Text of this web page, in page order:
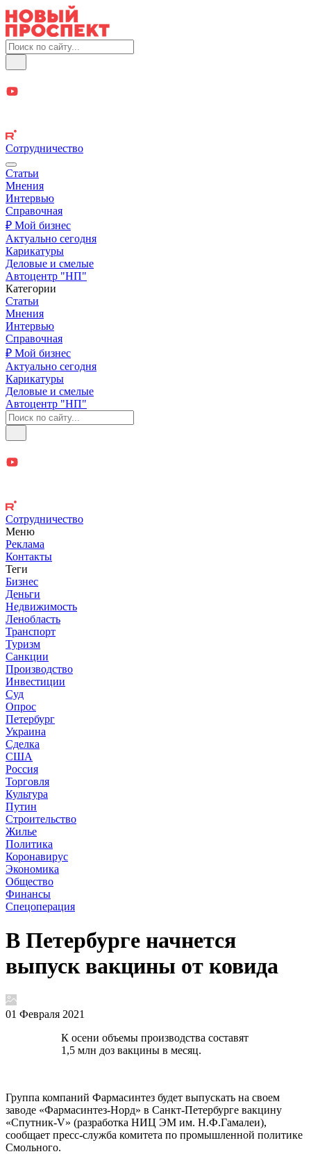
Сотрудничество
Статьи
Мнения
Интервью
Справочная
₽ Мой бизнес
Актуально сегодня
Карикатуры
Деловые и смелые
Автоцентр "НП"
Категории
Статьи
Мнения
Интервью
Справочная
₽ Мой бизнес
Актуально сегодня
Карикатуры
Деловые и смелые
Автоцентр "НП"
Сотрудничество
Меню
Реклама
Контакты
Теги
Бизнес
Деньги
Недвижимость
Ленобласть
Транспорт
Туризм
Санкции
Производство
Инвестиции
Суд
Опрос
Петербург
Украина
Сделка
США
Россия
Торговля
Культура
Путин
Строительство
Жилье
Политика
Коронавирус
Экономика
Общество
Финансы
Спецоперация
В Петербурге начнется
выпуск вакцины от ковида
01 Февраля 2021
К осени объемы производства составят
1,5 млн доз вакцины в месяц.
Группа компаний Фармасинтез будет выпускать на своем
заводе «Фармасинтез-Норд» в Санкт-Петербурге вакцину
«Спутник-V» (разработка НИЦ ЭМ им. Н.Ф.Гамалеи),
сообщает пресс-служба комитета по промышленной политике
Смольного.